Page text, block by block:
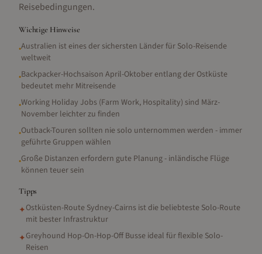
Reisebedingungen.
Wichtige Hinweise
•Australien ist eines der sichersten Länder für Solo-Reisende
weltweit
•Backpacker-Hochsaison April-Oktober entlang der Ostküste
bedeutet mehr Mitreisende
•Working Holiday Jobs (Farm Work, Hospitality) sind März-
November leichter zu finden
•Outback-Touren sollten nie solo unternommen werden - immer
geführte Gruppen wählen
•Große Distanzen erfordern gute Planung - inländische Flüge
können teuer sein
Tipps
✦Ostküsten-Route Sydney-Cairns ist die beliebteste Solo-Route
mit bester Infrastruktur
✦Greyhound Hop-On-Hop-Off Busse ideal für flexible Solo-
Reisen